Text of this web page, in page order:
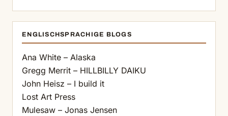
ENGLISCHSPRACHIGE BLOGS
Ana White – Alaska
Gregg Merrit – HILLBILLY DAIKU
John Heisz – I build it
Lost Art Press
Mulesaw – Jonas Jensen